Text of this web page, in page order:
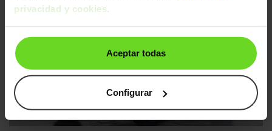
privacidad y cookies.
Aceptar todas
Configurar